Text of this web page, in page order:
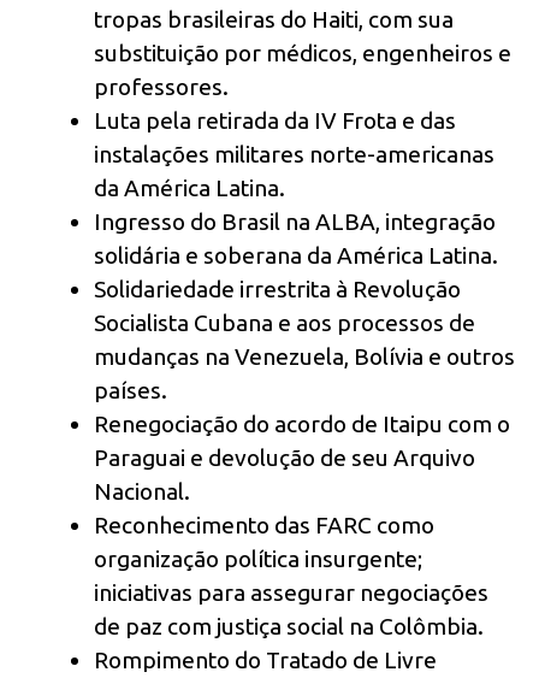
tropas brasileiras do Haiti, com sua
substituição por médicos, engenheiros e
professores.
Luta pela retirada da IV Frota e das
instalações militares norte-americanas
da América Latina.
Ingresso do Brasil na ALBA, integração
solidária e soberana da América Latina.
Solidariedade irrestrita à Revolução
Socialista Cubana e aos processos de
mudanças na Venezuela, Bolívia e outros
países.
Renegociação do acordo de Itaipu com o
Paraguai e devolução de seu Arquivo
Nacional.
Reconhecimento das FARC como
organização política insurgente;
iniciativas para assegurar negociações
de paz com justiça social na Colômbia.
Rompimento do Tratado de Livre